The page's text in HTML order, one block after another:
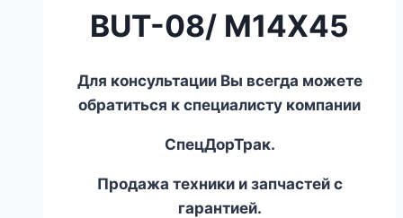
BUT-08/ M14X45
Для консультации Вы всегда можете
обратиться к специалисту компании
СпецДорТрак.
Продажа техники и запчастей с
гарантией.